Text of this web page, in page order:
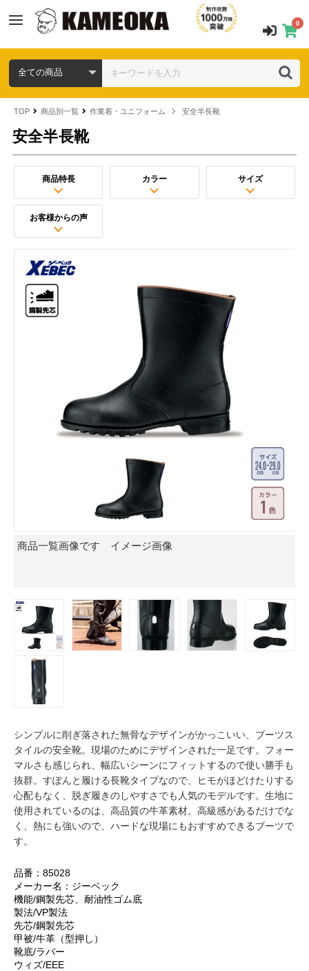
0
TOP 商品別一覧 作業着・ユニフォーム 安全半長靴
安全半長靴
商品特長 カラー サイズ
お客様からの声
商品一覧画像です イメージ画像
シンプルに削ぎ落された無骨なデザインがかっこいい、ブーツス
タイルの安全靴。現場のためにデザインされた一足です。フォー
マルさも感じられ、幅広いシーンにフィットするので使い勝手も
抜群。すぽんと履ける長靴タイプなので、ヒモがほどけたりする
心配もなく、脱ぎ履きのしやすさでも人気のモデルです。生地に
使用されているのは、高品質の牛革素材。高級感があるだけでな
く、熱にも強いので、ハードな現場にもおすすめできるブーツで
す。
品番：85028
メーカー名：ジーベック
機能/鋼製先芯、耐油性ゴム底
製法/VP製法
先芯/鋼製先芯
甲被/牛革（型押し）
靴底/ラバー
ウィズ/EEE